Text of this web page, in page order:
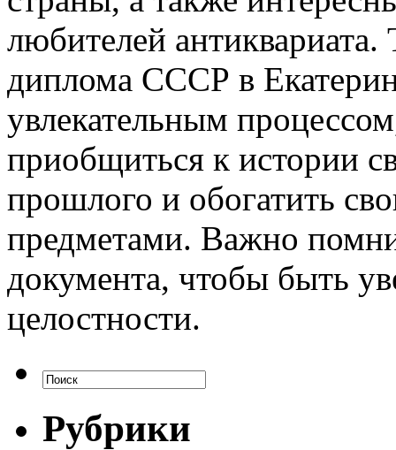
любителей
диплома СССР в
увлекательным
приобщиться к истории
прошлого и обогатить
предметами. Важно
документа, чтобы быть
целостности.
Рубрики